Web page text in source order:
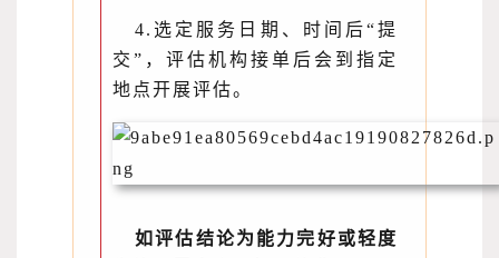
4.选定服务日期、时间后“提
交”，评估机构接单后会到指定
地点开展评估。
如评估结论为能力完好或轻度